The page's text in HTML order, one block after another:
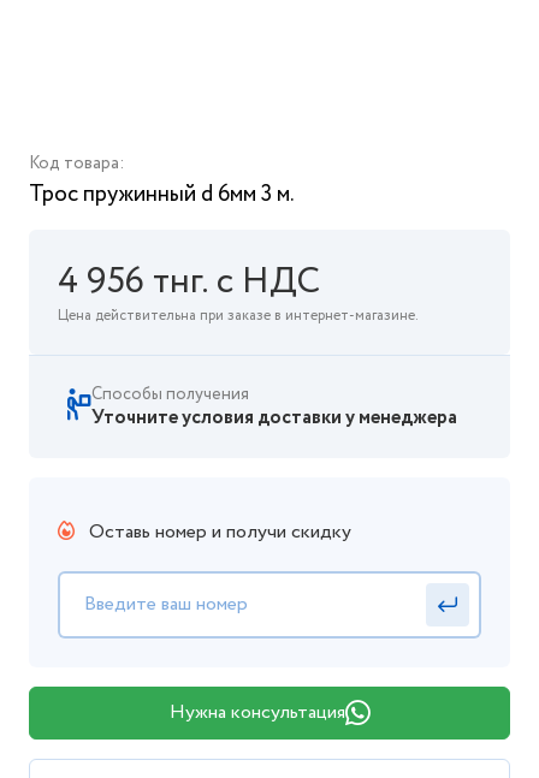
Код товара:
Трос пружинный d 6мм 3 м.
4 956 тнг. с НДС
Цена действительна при заказе в интернет-магазине.
Способы получения
Уточните условия доставки у менеджера
Оставь номер и получи скидку
Нужна консультация